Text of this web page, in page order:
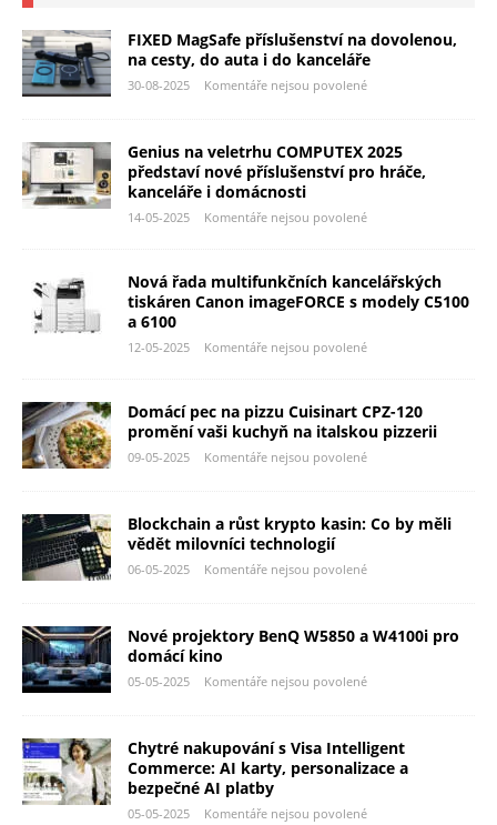
FIXED MagSafe příslušenství na dovolenou,
na cesty, do auta i do kanceláře
30-08-2025 Komentáře nejsou povolené
Genius na veletrhu COMPUTEX 2025
představí nové příslušenství pro hráče,
kanceláře i domácnosti
14-05-2025 Komentáře nejsou povolené
Nová řada multifunkčních kancelářských
tiskáren Canon imageFORCE s modely C5100
a 6100
12-05-2025 Komentáře nejsou povolené
Domácí pec na pizzu Cuisinart CPZ-120
promění vaši kuchyň na italskou pizzerii
09-05-2025 Komentáře nejsou povolené
Blockchain a růst krypto kasin: Co by měli
vědět milovníci technologií
06-05-2025 Komentáře nejsou povolené
Nové projektory BenQ W5850 a W4100i pro
domácí kino
05-05-2025 Komentáře nejsou povolené
Chytré nakupování s Visa Intelligent
Commerce: AI karty, personalizace a
bezpečné AI platby
05-05-2025 Komentáře nejsou povolené